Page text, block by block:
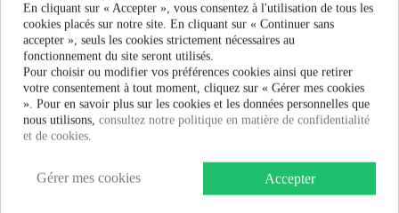
PRÉVENEZ-MOI LORSQUE LE PRODUIT EST DISPONIBLE
Taille:
49,90 €
En cliquant sur « Accepter », vous consentez à l'utilisation de tous les
cookies placés sur notre site. En cliquant sur « Continuer sans
accepter », seuls les cookies strictement nécessaires au
fonctionnement du site seront utilisés.
Pour choisir ou modifier vos préférences cookies ainsi que retirer
votre consentement à tout moment, cliquez sur « Gérer mes cookies
». Pour en savoir plus sur les cookies et les données personnelles que
nous utilisons, consultez notre politique en matière de confidentialité
et de cookies.
Accepter
Gérer mes cookies